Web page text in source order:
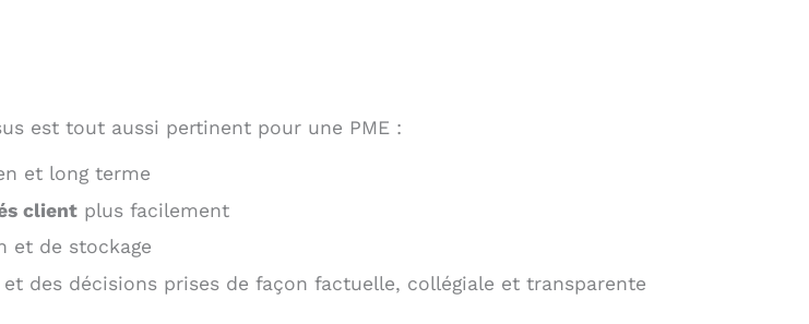
est tout aussi pertinent pour une PME :
et long terme
client plus facilement
et de stockage
des décisions prises de façon factuelle, collégiale et transparente